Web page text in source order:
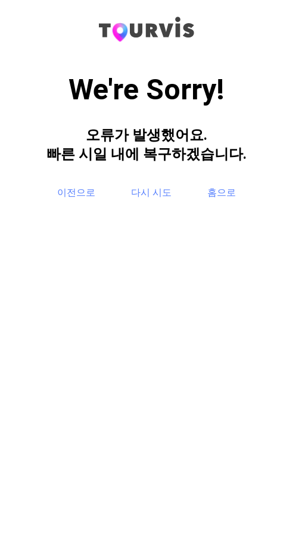
We're Sorry!
오류가 발생했어요.
빠른 시일 내에 복구하겠습니다.
이전으로 다시 시도 홈으로